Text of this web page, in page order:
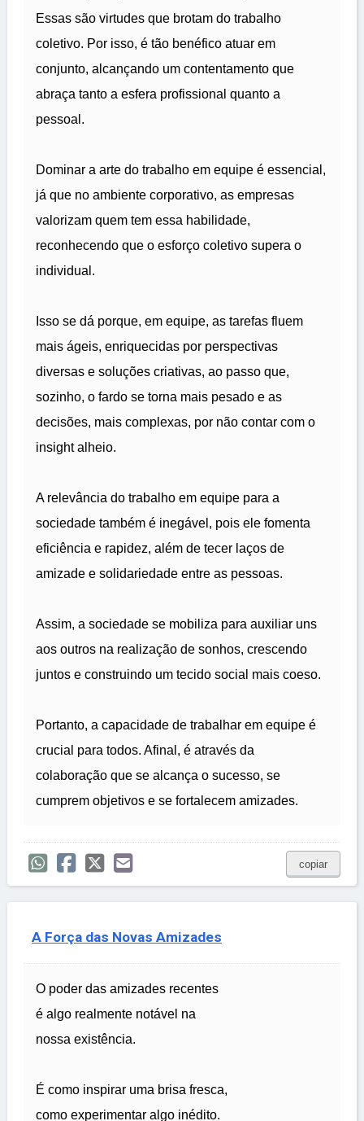
Essas são virtudes que brotam do trabalho
coletivo. Por isso, é tão benéfico atuar em
conjunto, alcançando um contentamento que
abraça tanto a esfera profissional quanto a
pessoal.
Dominar a arte do trabalho em equipe é essencial,
já que no ambiente corporativo, as empresas
valorizam quem tem essa habilidade,
reconhecendo que o esforço coletivo supera o
individual.
Isso se dá porque, em equipe, as tarefas fluem
mais ágeis, enriquecidas por perspectivas
diversas e soluções criativas, ao passo que,
sozinho, o fardo se torna mais pesado e as
decisões, mais complexas, por não contar com o
insight alheio.
A relevância do trabalho em equipe para a
sociedade também é inegável, pois ele fomenta
eficiência e rapidez, além de tecer laços de
amizade e solidariedade entre as pessoas.
Assim, a sociedade se mobiliza para auxiliar uns
aos outros na realização de sonhos, crescendo
juntos e construindo um tecido social mais coeso.
Portanto, a capacidade de trabalhar em equipe é
crucial para todos. Afinal, é através da
colaboração que se alcança o sucesso, se
cumprem objetivos e se fortalecem amizades.
copiar
A Força das Novas Amizades
O poder das amizades recentes
é algo realmente notável na
nossa existência.
É como inspirar uma brisa fresca,
como experimentar algo inédito.